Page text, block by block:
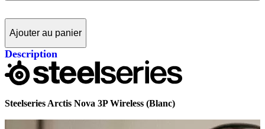
Ajouter au panier
Description
Steelseries Arctis Nova 3P Wireless (Blanc)